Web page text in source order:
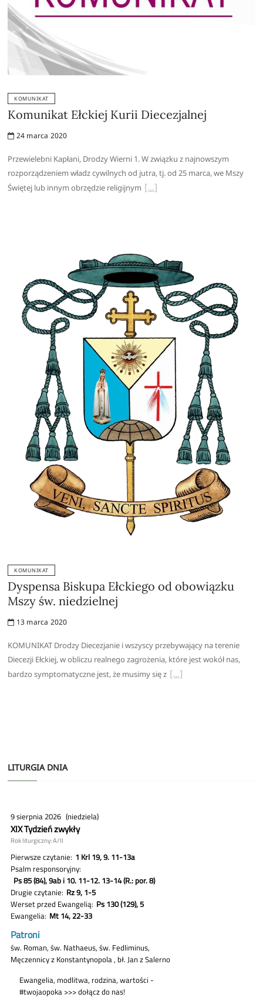
KOMUNIKAT
Komunikat Ełckiej Kurii Diecezjalnej
24 marca 2020
Przewielebni Kapłani, Drodzy Wierni 1. W związku z najnowszym
rozporządzeniem władz cywilnych od jutra, tj. od 25 marca, we Mszy
Świętej lub innym obrzędzie religijnym
KOMUNIKAT
Dyspensa Biskupa Ełckiego od obowiązku
Mszy św. niedzielnej
13 marca 2020
KOMUNIKAT Drodzy Diecezjanie i wszyscy przebywający na terenie
Diecezji Ełckiej, w obliczu realnego zagrożenia, które jest wokół nas,
bardzo symptomatyczne jest, że musimy się z
LITURGIA DNIA